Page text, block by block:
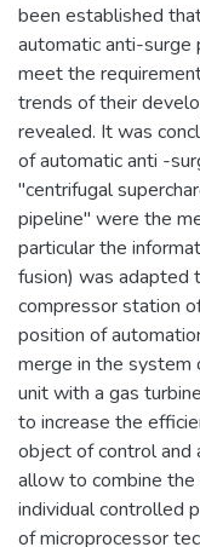
been established
automatic anti-
meet the
trends of their
revealed. It was
of automatic anti -
"centrifugal
pipeline" were the
particular the
fusion) was adapted
compressor station
position of
merge in the system
unit with a gas
to increase the
object of control and
allow to combine
individual controlled
of microprocessor